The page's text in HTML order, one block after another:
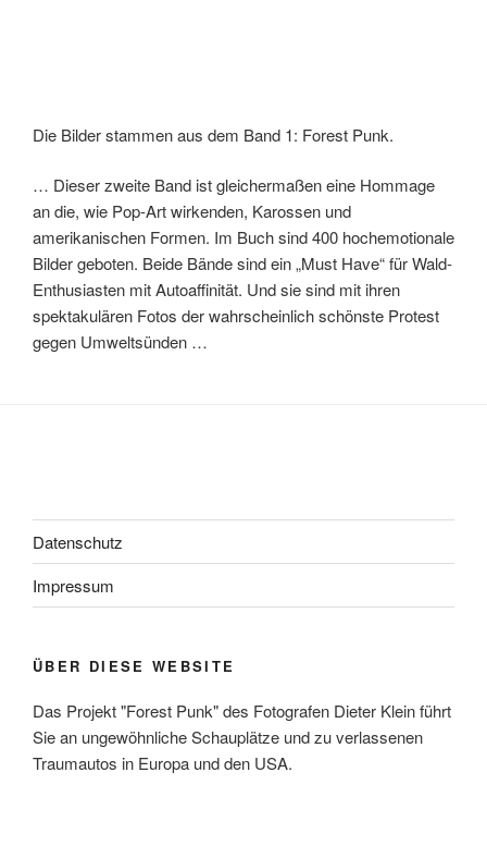
Die Bilder stammen aus dem Band 1: Forest Punk.
… Dieser zweite Band ist gleichermaßen eine Hommage
an die, wie Pop-Art wirkenden, Karossen und
amerikanischen Formen. Im Buch sind 400 hochemotionale
Bilder geboten. Beide Bände sind ein „Must Have“ für Wald-
Enthusiasten mit Autoaffinität. Und sie sind mit ihren
spektakulären Fotos der wahrscheinlich schönste Protest
gegen Umweltsünden …
Datenschutz
Impressum
ÜBER DIESE WEBSITE
Das Projekt "Forest Punk" des Fotografen Dieter Klein führt
Sie an ungewöhnliche Schauplätze und zu verlassenen
Traumautos in Europa und den USA.